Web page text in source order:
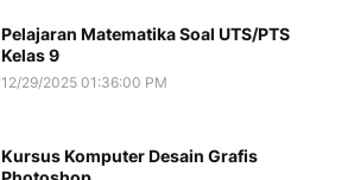
Pelajaran Matematika Soal UTS/PTS
Kelas 9
12/29/2025 01:36:00 PM
Kursus Komputer Desain Grafis